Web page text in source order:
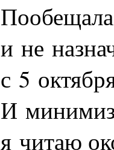
и не
с 5
И
я читаю